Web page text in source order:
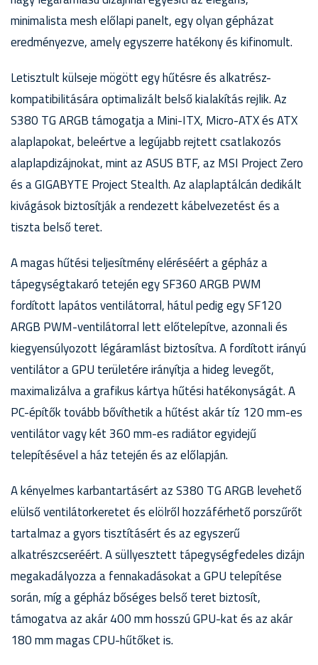
minimalista mesh előlapi panelt, egy olyan gépházat
eredményezve, amely egyszerre hatékony és kifinomult.
Letisztult külseje mögött egy hűtésre és alkatrész-
kompatibilitására optimalizált belső kialakítás rejlik. Az
S380 TG ARGB támogatja a Mini-ITX, Micro-ATX és ATX
alaplapokat, beleértve a legújabb rejtett csatlakozós
alaplapdizájnokat, mint az ASUS BTF, az MSI Project Zero
és a GIGABYTE Project Stealth. Az alaplaptálcán dedikált
kivágások biztosítják a rendezett kábelvezetést és a
tiszta belső teret.
A magas hűtési teljesítmény eléréséért a gépház a
tápegységtakaró tetején egy SF360 ARGB PWM
fordított lapátos ventilátorral, hátul pedig egy SF120
ARGB PWM-ventilátorral lett előtelepítve, azonnali és
kiegyensúlyozott légáramlást biztosítva. A fordított irányú
ventilátor a GPU területére irányítja a hideg levegőt,
maximalizálva a grafikus kártya hűtési hatékonyságát. A
PC-építők tovább bővíthetik a hűtést akár tíz 120 mm-es
ventilátor vagy két 360 mm-es radiátor egyidejű
telepítésével a ház tetején és az előlapján.
A kényelmes karbantartásért az S380 TG ARGB levehető
elülső ventilátorkeretet és elölről hozzáférhető porszűrőt
tartalmaz a gyors tisztításért és az egyszerű
alkatrészcseréért. A süllyesztett tápegységfedeles dizájn
megakadályozza a fennakadásokat a GPU telepítése
során, míg a gépház bőséges belső teret biztosít,
támogatva az akár 400 mm hosszú GPU-kat és az akár
180 mm magas CPU-hűtőket is.